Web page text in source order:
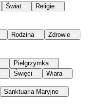
Świat
Religie
Rodzina
Zdrowie
Pielgrzymka
Święci Wiara
Sanktuaria Maryjne